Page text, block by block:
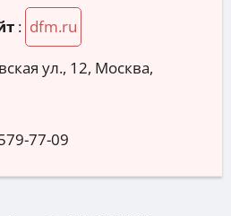
: dfm.ru
ул., 12, Москва,
77-09